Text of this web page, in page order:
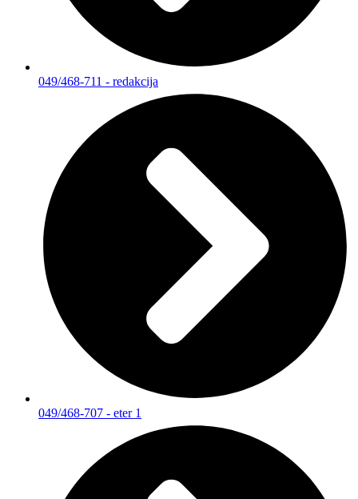
049/468-711 - redakcija
049/468-707 - eter 1